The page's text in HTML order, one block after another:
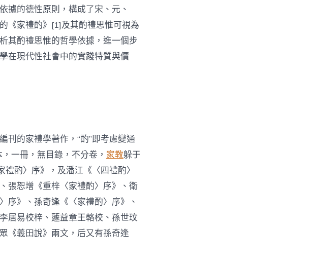
據的德性原則，構成了宋、元、
《家禮酌》[1]及其酌禮思惟可視為
其酌禮思惟的哲學依據，進一個步
在現代性社會中的實踐特質與價
刊的家禮學著作，“酌”即考慮變通
一冊，無目錄，不分卷， 家教躲于
酌〉序》，及潘江《〈四禮酌〉
張恕增《重梓〈家禮酌〉序》、衛
序》、孫奇逢《〈家禮酌〉序》、
居易校梓、蘧益章王輅校、孫世玟
《義田說》兩文，后又有孫奇逢